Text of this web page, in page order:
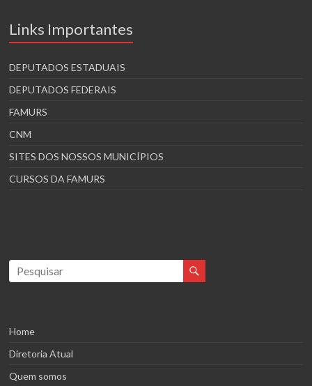
Links Importantes
DEPUTADOS ESTADUAIS
DEPUTADOS FEDERAIS
FAMURS
CNM
SITES DOS NOSSOS MUNICÍPIOS
CURSOS DA FAMURS
Home
Diretoria Atual
Quem somos